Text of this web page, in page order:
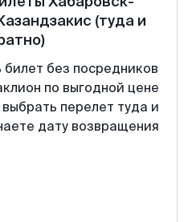
(туда и
без посредников
по выгодной цене
перелет туда и
дату возвращения